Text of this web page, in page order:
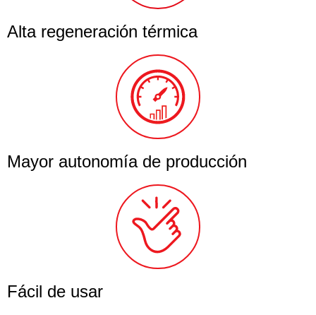
Alta regeneración térmica
Mayor autonomía de producción
Fácil de usar